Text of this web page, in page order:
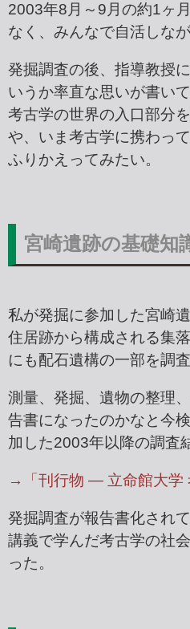
2003年8月～9月の約1ヶ
なく、みんなで自活しな
発掘調査の後、指導教授
いうか率直な思いが書い
考古学の世界の入口部分
や、いま考古学に携わっ
ふりかえってみたい。
宮崎遺跡の基礎知
私が発掘に参加した宮崎
住居跡から構成される集
にも配石遺構の一部を調
測量、発掘、遺物の整理
告書になったのかなと今
加した2003年以降の調査
→「刊行物 ― 立命館大学
発掘調査が報告書化され
講義で学んだ考古学の社
った。